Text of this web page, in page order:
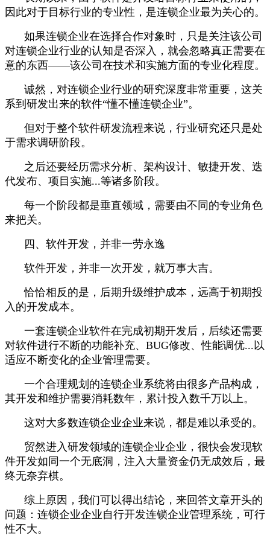
因此对于目标行业的专业性，是连锁企业最为关心的。
如果连锁企业在选择合作对象时，只是关注该公司
对连锁企业行业的认知是否深入，就会忽略真正需要在
意的东西——该公司在技术和实施方面的专业化程度。
诚然，对连锁企业行业的研究深度非常重要，这关
系到研发出来的软件“懂不懂连锁企业”。
但对于整个软件研发流程来说，行业研究还只是处
于需求调研阶段。
之后还要经历需求分析、架构设计、敏捷开发、迭
代发布、项目实施...等诸多阶段。
每一个阶段都是垂直领域，需要由不同的专业角色
来把关。
四、软件开发，并非一劳永逸
软件开发，并非一次开发，就万事大吉。
恰恰相反的是，后期升级维护成本，远高于初期投
入的开发成本。
一套连锁企业软件在完成初期开发后，后续还需要
对软件进行不断的功能补充、BUG修改、性能调优...以
适应不断变化的企业管理需要。
一个合理规划的连锁企业系统将由很多产品构成，
其开发和维护需要消耗数年，累计投入数千万以上。
这对大多数连锁企业企业来说，都是难以承受的。
贸然进入研发领域的连锁企业企业，很快会发现软
件开发如同一个无底洞，注入大量资金仍无成效后，最
终无奈弃棋。
综上原因，我们可以得出结论，来回答文章开头的
问题：连锁企业企业自行开发连锁企业管理系统，可行
性不大。